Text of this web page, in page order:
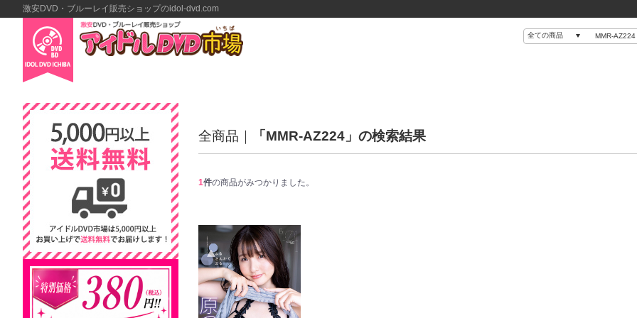
激安DVD・ブルーレイ販売ショップのidol-dvd.com
全商品 「MMR-AZ224」の検索結果
1件の商品がみつかりました。